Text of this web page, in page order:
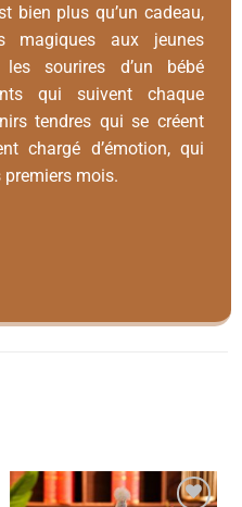
bien plus qu’un cadeau,
magiques aux jeunes
les sourires d’un bébé
qui suivent chaque
tendres qui se créent
chargé d’émotion, qui
premiers mois.